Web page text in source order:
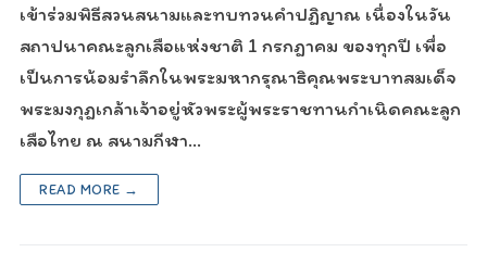
เข้าร่วมพิธีสวนสนามและทบทวนคำปฏิญาณ เนื่องในวัน
สถาปนาคณะลูกเสือแห่งชาติ 1 กรกฎาคม ของทุกปี เพื่อ
เป็นการน้อมรำลึกในพระมหากรุณาธิคุณพระบาทสมเด็จ
พระมงกุฎเกล้าเจ้าอยู่หัวพระผู้พระราชทานกำเนิดคณะลูก
เสือไทย ณ สนามกีฬา…
READ MORE →